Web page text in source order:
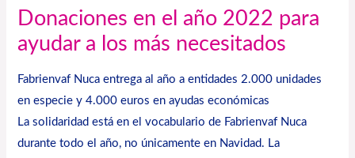
Donaciones en el año 2022 para
ayudar a los más necesitados
Fabrienvaf Nuca entrega al año a entidades 2.000 unidades
en especie y 4.000 euros en ayudas económicas
La solidaridad está en el vocabulario de Fabrienvaf Nuca
durante todo el año, no únicamente en Navidad. La